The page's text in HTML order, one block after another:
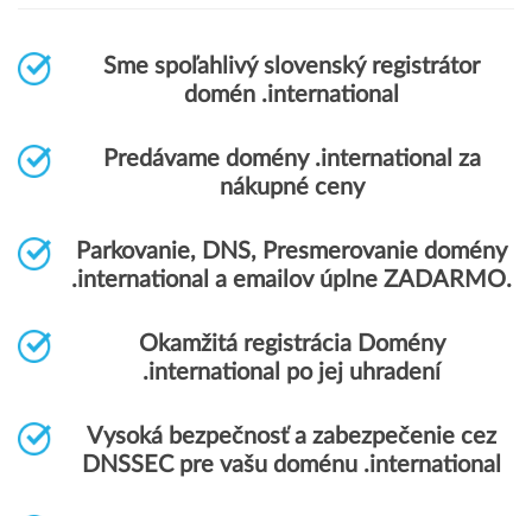
Sme spoľahlivý slovenský registrátor
domén .international
Predávame domény .international za
nákupné ceny
Parkovanie, DNS, Presmerovanie domény
.international a emailov úplne ZADARMO.
Okamžitá registrácia Domény
.international po jej uhradení
Vysoká bezpečnosť a zabezpečenie cez
DNSSEC pre vašu doménu .international